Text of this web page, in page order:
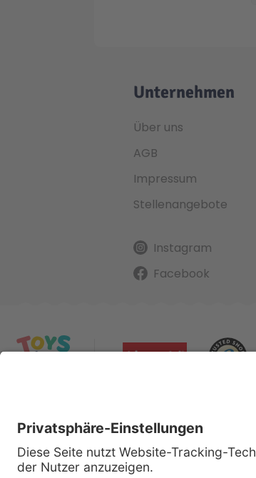
Unternehmen
Über uns
AGB
Impressum
Stellenangebote
Instagram
Facebook